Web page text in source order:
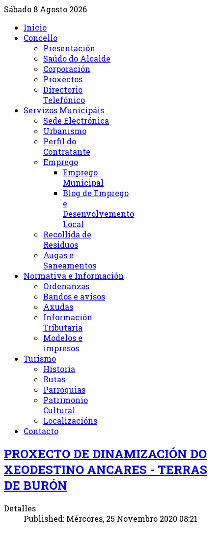
Sábado 8 Agosto 2026
Inicio
Concello
Presentación
Saúdo do Alcalde
Corporación
Proxectos
Directorio
Telefónico
Servizos Municipáis
Sede Electrónica
Urbanismo
Perfil do
Contratante
Emprego
Emprego
Municipal
Blog de Emprego
e
Desenvolvemento
Local
Recollida de
Residuos
Augas e
Saneamentos
Normativa e Información
Ordenanzas
Bandos e avisos
Axudas
Información
Tributaria
Modelos e
impresos
Turismo
Historia
Rutas
Parroquias
Patrimonio
Cultural
Localizacións
Contacto
PROXECTO DE DINAMIZACIÓN DO
XEODESTINO ANCARES - TERRAS
DE BURÓN
Detalles
Published: Mércores, 25 Novembro 2020 08:21